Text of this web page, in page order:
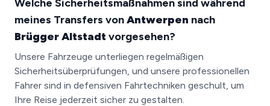
Welche Sicherheitsmaßnahmen sind während
meines Transfers vonAntwerpen nach
Brügger Altstadtvorgesehen?
Unsere Fahrzeuge unterliegen regelmäßigen
Sicherheitsüberprüfungen, und unsere professionellen
Fahrer sind in defensiven Fahrtechniken geschult, um
Ihre Reise jederzeit sicher zu gestalten.